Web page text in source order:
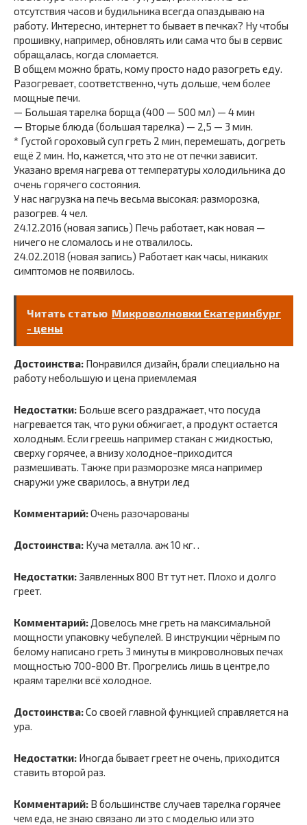
отсутствия часов и будильника всегда опаздываю на
работу. Интересно, интернет то бывает в печках? Ну чтобы
прошивку, например, обновлять или сама что бы в сервис
обращалась, когда сломается.
В общем можно брать, кому просто надо разогреть еду.
Разогревает, соответственно, чуть дольше, чем более
мощные печи.
— Большая тарелка борща (400 — 500 мл) — 4 мин
— Вторые блюда (большая тарелка) — 2,5 — 3 мин.
* Густой гороховый суп греть 2 мин, перемешать, догреть
ещё 2 мин. Но, кажется, что это не от печки зависит.
Указано время нагрева от температуры холодильника до
очень горячего состояния.
У нас нагрузка на печь весьма высокая: разморозка,
разогрев. 4 чел.
24.12.2016 (новая запись) Печь работает, как новая —
ничего не сломалось и не отвалилось.
24.02.2018 (новая запись) Работает как часы, никаких
симптомов не появилось.
Читать статью Микроволновки Екатеринбург
- цены
Достоинства: Понравился дизайн, брали специально на
работу небольшую и цена приемлемая
Недостатки: Больше всего раздражает, что посуда
нагревается так, что руки обжигает, а продукт остается
холодным. Если греешь например стакан с жидкостью,
сверху горячее, а внизу холодное-приходится
размешивать. Также при разморозке мяса например
снаружи уже сварилось, а внутри лед
Комментарий:Очень разочарованы
Достоинства: Куча металла. аж 10 кг. .
Недостатки: Заявленных 800 Вт тут нет. Плохо и долго
греет.
Комментарий: Довелось мне греть на максимальной
мощности упаковку чебупелей. В инструкции чёрным по
белому написано греть 3 минуты в микроволновых печах
мощностью 700-800 Вт. Прогрелись лишь в центре,по
краям тарелки всё холодное.
Достоинства:Со своей главной функцией справляется на
ура.
Недостатки: Иногда бывает греет не очень, приходится
ставить второй раз.
Комментарий: В большинстве случаев тарелка горячее
чем еда, не знаю связано ли это с моделью или это